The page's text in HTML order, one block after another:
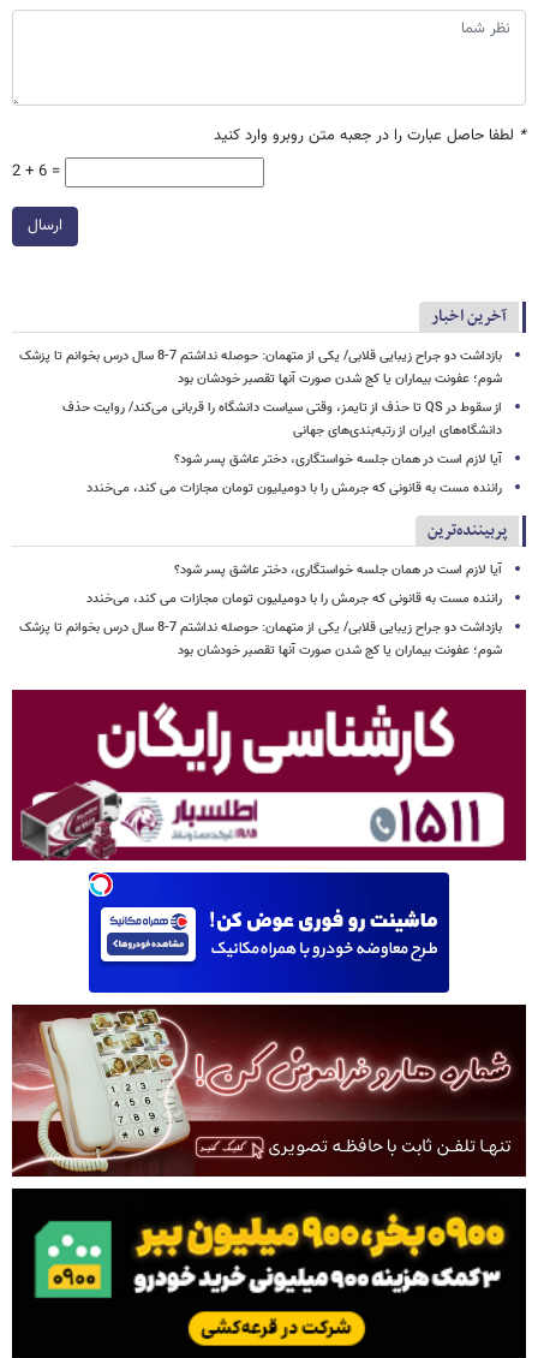
* لطفا حاصل عبارت را در جعبه متن روبرو وارد کنید
2 + 6 =
ارسال
آخرین اخبار
بازداشت دو جراح زیبایی قلابی/ یکی از متهمان: حوصله نداشتم 7-8 سال درس بخوانم تا پزشک
شوم؛ عفونت بیماران یا کج شدن صورت آنها تقصبر خودشان بود
از سقوط در QS تا حذف از تایمز، وقتی سیاست دانشگاه را قربانی می‌کند/ روایت حذف
دانشگاه‌های ایران از رتبه‌بندی‌های جهانی
آیا لازم است در همان جلسه خواستگاری، دختر عاشق پسر شود؟
راننده مست به قانونی که جرمش را با دومیلیون تومان مجازات می کند، می‌خندد
پربیننده‌ترین
آیا لازم است در همان جلسه خواستگاری، دختر عاشق پسر شود؟
راننده مست به قانونی که جرمش را با دومیلیون تومان مجازات می کند، می‌خندد
بازداشت دو جراح زیبایی قلابی/ یکی از متهمان: حوصله نداشتم 7-8 سال درس بخوانم تا پزشک
شوم؛ عفونت بیماران یا کج شدن صورت آنها تقصبر خودشان بود